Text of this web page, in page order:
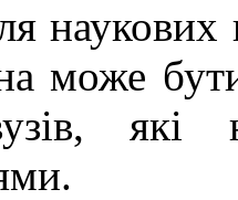
може
які